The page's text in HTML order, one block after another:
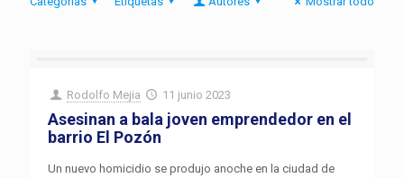
Rodolfo Mejia 11 junio 2023
Asesinan a bala joven emprendedor en el
barrio El Pozón
Un nuevo homicidio se produjo anoche en la ciudad de